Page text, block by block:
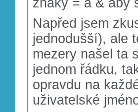
Napřed jsem
jednodušší), ale
mezery našel ta
jednom řádku,
opravdu na
uživatelské